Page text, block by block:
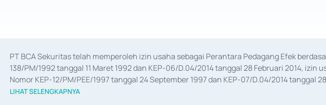
PT BCA Sekuritas telah memperoleh izin usaha sebagai Perantara Pedagang Efek
138/PM/1992 tanggal 11 Maret 1992 dan KEP-06/D.04/2014 tanggal 28 Februari 2014,
Nomor KEP-12/PM/PEE/1997 tanggal 24 September 1997 dan KEP-07/D.04/2014 tanggal
merger, akuisisi, divestasi, dan
LIHAT SELENGKAPNYA